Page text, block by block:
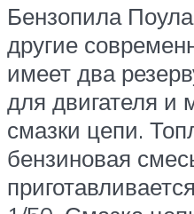
Бензопила
другие
имеет два
для двигателя и
смазки цепи.
бензиновая